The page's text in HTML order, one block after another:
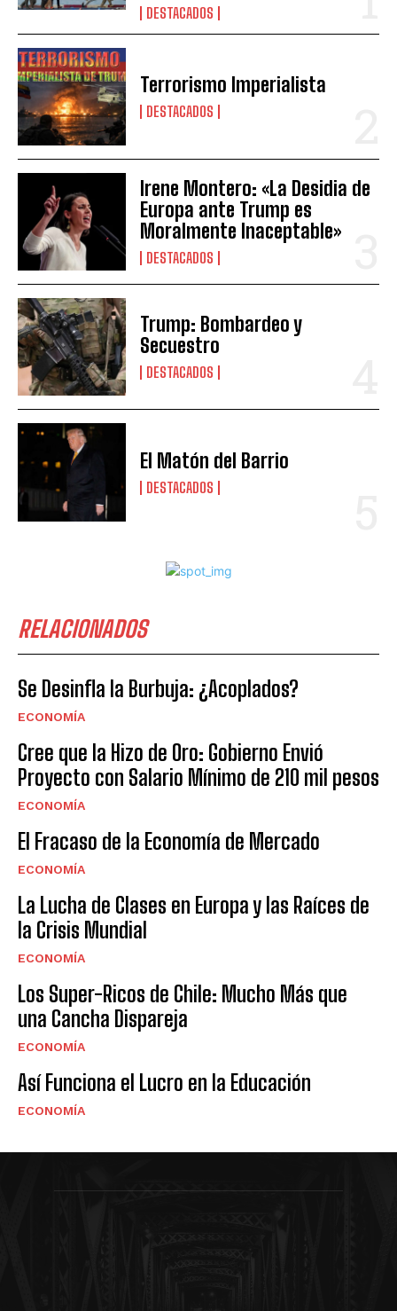
DESTACADOS
Terrorismo Imperialista
DESTACADOS
Irene Montero: «La Desidia de
Europa ante Trump es
Moralmente Inaceptable»
DESTACADOS
Trump: Bombardeo y
Secuestro
DESTACADOS
El Matón del Barrio
DESTACADOS
RELACIONADOS
Se Desinfla la Burbuja: ¿Acoplados?
ECONOMÍA
Cree que la Hizo de Oro: Gobierno Envió
Proyecto con Salario Mínimo de 210 mil pesos
ECONOMÍA
El Fracaso de la Economía de Mercado
ECONOMÍA
La Lucha de Clases en Europa y las Raíces de
la Crisis Mundial
ECONOMÍA
Los Super-Ricos de Chile: Mucho Más que
una Cancha Dispareja
ECONOMÍA
Así Funciona el Lucro en la Educación
ECONOMÍA